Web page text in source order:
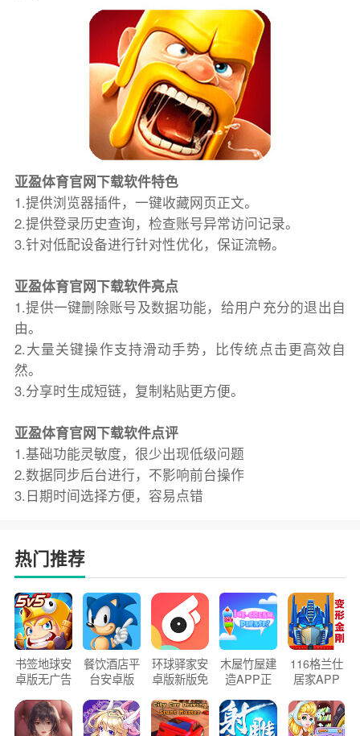
亚盈体育官网下载软件特色
1.提供浏览器插件，一键收藏网页正文。
2.提供登录历史查询，检查账号异常访问记录。
3.针对低配设备进行针对性优化，保证流畅。
亚盈体育官网下载软件亮点
1.提供一键删除账号及数据功能，给用户充分的退出自
由。
2.大量关键操作支持滑动手势，比传统点击更高效自
然。
3.分享时生成短链，复制粘贴更方便。
亚盈体育官网下载软件点评
1.基础功能灵敏度，很少出现低级问题
2.数据同步后台进行，不影响前台操作
3.日期时间选择方便，容易点错
热门推荐
书签地球安
卓版无广告
餐饮酒店平
台安卓版
环球驿家安
卓版新版免
木屋竹屋建
造APP正
116格兰仕
居家APP